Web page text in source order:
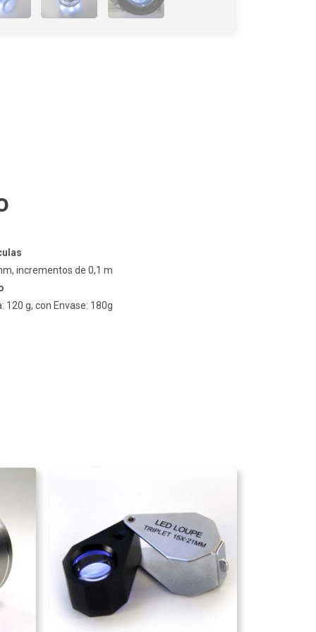
incrementos de 0,1 m
120 g, con Envase: 180g